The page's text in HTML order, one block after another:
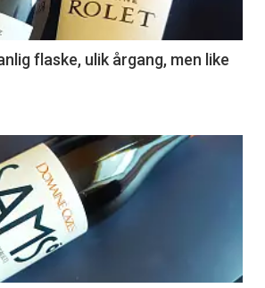
flaske, ulik årgang, men like